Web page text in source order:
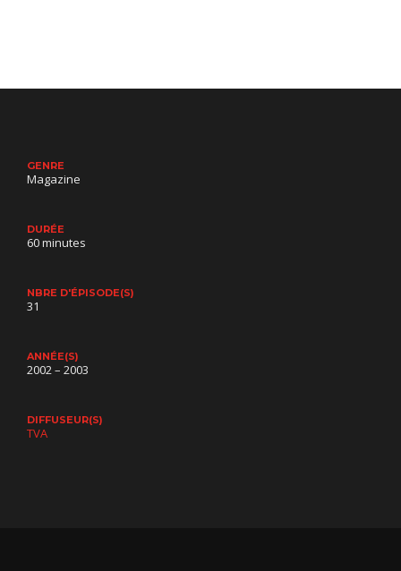
GENRE
Magazine
DURÉE
60 minutes
NBRE D'ÉPISODE(S)
31
ANNÉE(S)
2002 – 2003
DIFFUSEUR(S)
TVA